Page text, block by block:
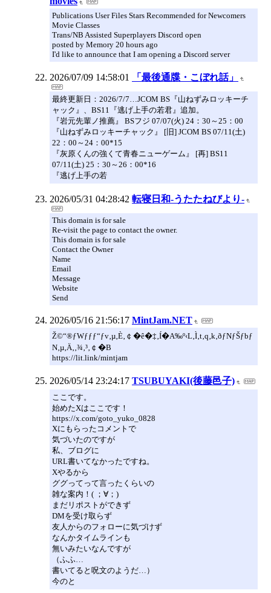
Publications User Files Stars Recommended for Newcomers
Movie Classes
Trans/NB Assisted Superplayers Discord open
posted by Memory 20 hours ago
I'd like to announce that I am opening a Discord server
2026/07/09 14:58:01 「最後通牒・こぼれ話」
最終更新日：2026/7/7…JCOM BS『山ねずみロッキーチ
ャック』、BS11『逃げ上手の若君』追加。
『岩元先輩ノ推薦』 BSフジ 07/07(火) 24：30～25：00
『山ねずみロッキーチャック』 [旧] JCOM BS 07/11(土)
22：00～24：00*15
『灰原くんの強くて青春ニューゲーム』 [再] BS11
07/11(土) 25：30～26：00*16
『逃げ上手の若
2026/05/31 04:28:42 転寝日和‐うたたねびより‐
This domain is for sale
Re-visit the page to contact the owner.
This domain is for sale
Contact the Owner
Name
Email
Message
Website
Send
2026/05/16 21:56:17 MintJam.NET
Ž©“®ƒWƒƒƒ“ƒv‚µ‚È‚￠�ê�‡‚Í�A‰º‹L‚Ì‚t‚q‚k‚ðƒNƒŠƒbƒ
N‚µ‚Ä‚­‚¾‚³‚￠�B
https://lit.link/mintjam
2026/05/14 23:24:17 TSUBUYAKI(後藤邑子)
ここです。
始めたXはここです！
https://x.com/goto_yuko_0828
Xにもらったコメントで
気づいたのですが
私、ブログに
URL書いてなかったですね。
Xやるから
ググってって言ったくらいの
雑な案内！( ；∀；)
まだリポストができず
DMを受け取らず
友人からのフォローに気づけず
なんかタイムラインも
無いみたいなんですが
（ふふ…
書いてると呪文のようだ…）
今のと